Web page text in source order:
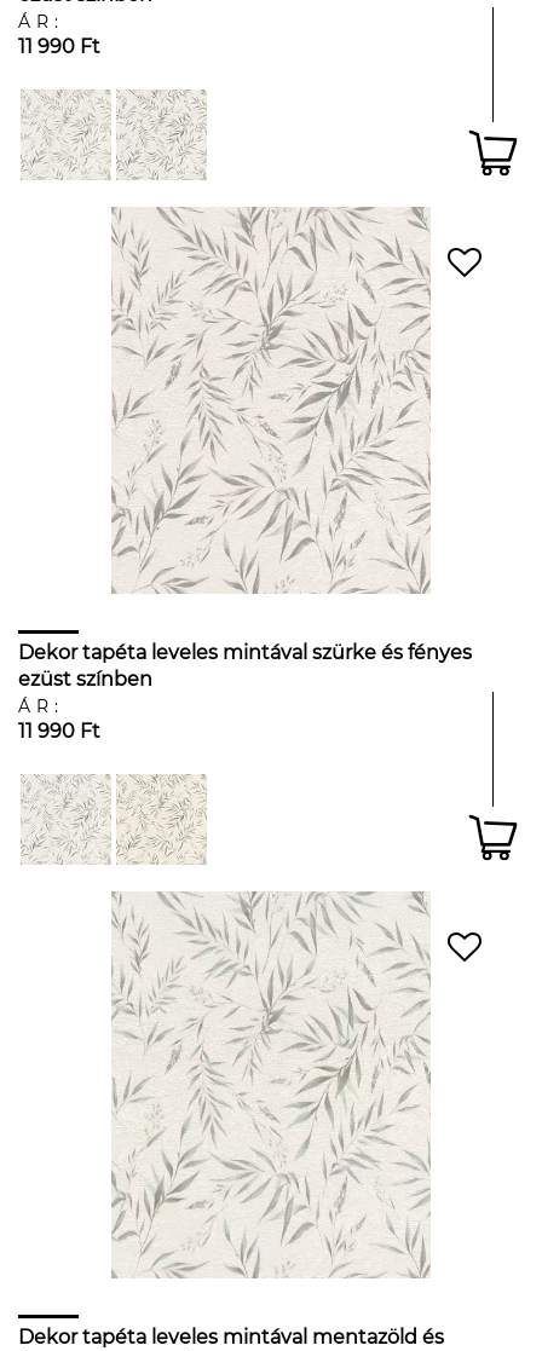
ÁR:
11 990 Ft
Dekor tapéta leveles mintával szürke és fényes
ezüst színben
ÁR:
11 990 Ft
Dekor tapéta leveles mintával mentazöld és